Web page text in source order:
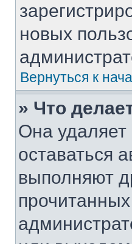
новых
Вернуться к
» Что
Она удаляет
оставаться
выполняют